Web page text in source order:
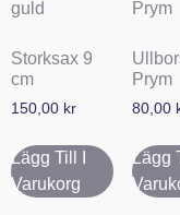
Storksax 9
cm
150,00 kr
Lägg Till I
Varukorg
Prym
80,00
Lägg